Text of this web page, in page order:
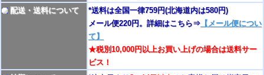
配送・送料について
*送料は全国一律759円(北海道内は580円)
メール便220円。詳細はこちら⇒ 【メール便につい
て】
★税別10,000円以上お買い上げの場合は送料サー
ビス！